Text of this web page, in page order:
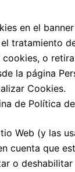
en el
tratamiento
cookies, o
la página
Cookies.
de Política
Web (y las
cuenta que
o